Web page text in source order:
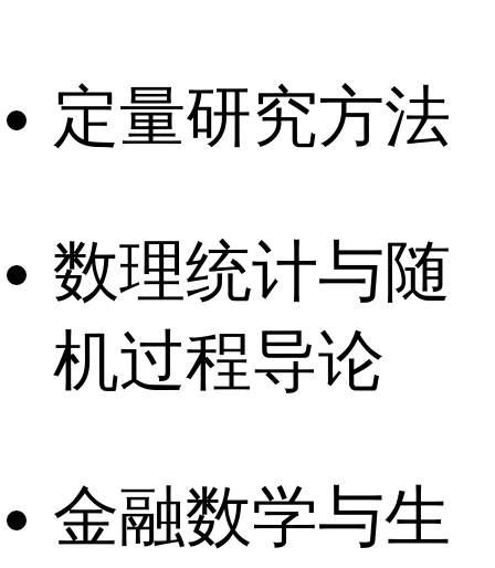
定量研究方法
数理统计与随
机过程导论
金融数学与生